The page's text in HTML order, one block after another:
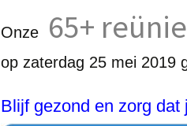
Onze 65+ reünie
op zaterdag 25 mei 2019
Blijf gezond en zorg dat